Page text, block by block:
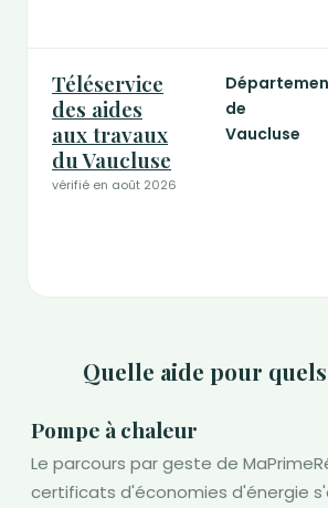
Téléservice
des aides
aux travaux
du Vaucluse
vérifié en août 2026
de
Vaucluse
Quelle aide pour
Pompe à chaleur
Le parcours par geste de
certificats d'économies d'énergie